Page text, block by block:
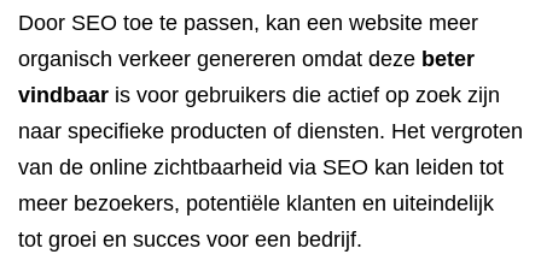
Door SEO toe te passen, kan een website meer
organisch verkeer genereren omdat deze beter
vindbaar is voor gebruikers die actief op zoek zijn
naar specifieke producten of diensten. Het vergroten
van de online zichtbaarheid via SEO kan leiden tot
meer bezoekers, potentiële klanten en uiteindelijk
tot groei en succes voor een bedrijf.